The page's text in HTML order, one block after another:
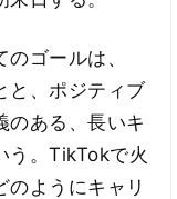
ゴールは、
と、ポジティブ
のある、長いキ
う。TikTokで火
のようにキャリ